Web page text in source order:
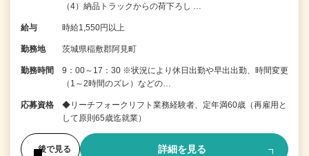
（4）納品トラックからの荷下ろし …
給与 時給1,550円以上
勤務地 茨城県稲敷郡阿見町
勤務時間
9：00～17：30 ※状況により休日出勤や早出出勤、時間変更
（1～2時間のズレ）などの…
応募資格
◆リーチフォークリフト業務経験者、定年満60歳（再雇用と
して原則65歳迄就業）
後で見る 詳細を見る